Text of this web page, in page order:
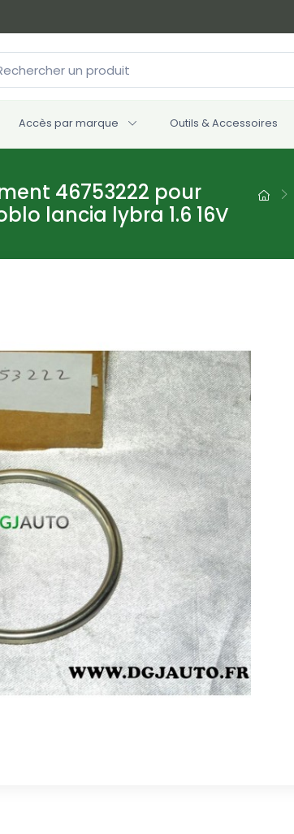
Accès par marque Outils & Accessoires
46753222 pour
lancia lybra 1.6 16V